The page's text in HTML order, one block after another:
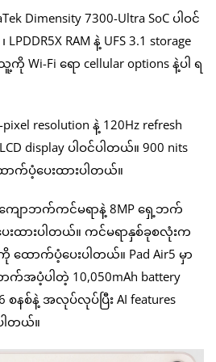
Dimensity 7300-Ultra SoC ပါဝင်
LPDDR5X RAM နဲ့ UFS 3.1 storage
Fi ရော cellular options နဲ့ပါ ရ
resolution နဲ့ 120Hz refresh
display ပါဝင်ပါတယ်။ 900 nits
ာက်ပံ့ပေးထားပါတယ်။
ကျောဘက်ကင်မရာနဲ့ 8MP ရှေ့ဘက်
ထားပါတယ်။ ကင်မရာနှစ်ခုစလုံးက
ကို ထောက်ပံ့ပေးပါတယ်။ Pad Air5 မှာ
က်အပံ့ပါတဲ့ 10,050mAh battery
စနစ်နဲ့ အလုပ်လုပ်ပြီး AI features
ါတယ်။